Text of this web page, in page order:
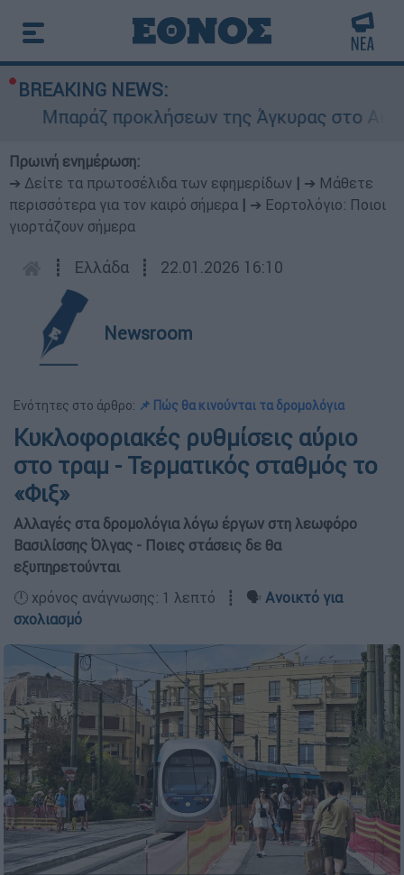
BREAKING NEWS:
Μπαράζ προκλήσεων της Άγκυρας στο Αιγαίο:
Πρωινή ενημέρωση:
➔ Δείτε τα πρωτοσέλιδα των εφημερίδων
➔ Μάθετε
περισσότερα για τον καιρό σήμερα
➔ Εορτολόγιο: Ποιοι
γιορτάζουν σήμερα
┋ Ελλάδα ┋ 22.01.2026 16:10
Newsroom
Ενότητες στο άρθρο: 📌 Πώς θα κινούνται τα δρομολόγια
Κυκλοφοριακές ρυθμίσεις αύριο
στο τραμ - Τερματικός σταθμός το
«Φιξ»
Αλλαγές στα δρομολόγια λόγω έργων στη λεωφόρο
Βασιλίσσης Όλγας - Ποιες στάσεις δε θα
εξυπηρετούνται
🕛 χρόνος ανάγνωσης: 1 λεπτό ┋ 🗣️ Ανοικτό για
σχολιασμό